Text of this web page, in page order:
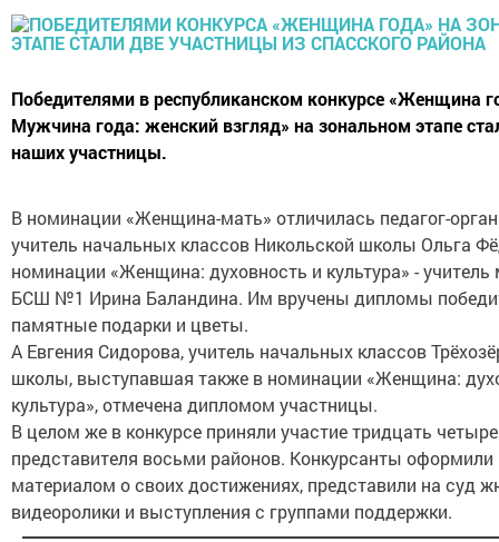
Победителями в республиканском конкурсе «Женщина
Мужчина года: женский взгляд» на зональном этапе
наших участницы.
В номинации «Женщина-мать» отличилась педагог-
учитель начальных классов Никольской школы Ольга
номинации «Женщина: духовность и культура» -
БСШ №1 Ирина Баландина. Им вручены дипломы
памятные подарки и цветы.
А Евгения Сидорова, учитель начальных классов
школы, выступавшая также в номинации «Женщина:
культура», отмечена дипломом участницы.
В целом же в конкурсе приняли участие тридцать четыре
представителя восьми районов. Конкурсанты оформили
материалом о своих достижениях, представили на суд
видеоролики и выступления с группами поддержки.